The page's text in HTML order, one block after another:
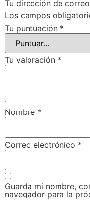
Tu dirección de
Los campos
Tu puntuación *
Tu valoración *
Nombre *
Correo electrónico *
Guarda mi nombre,
navegador para la